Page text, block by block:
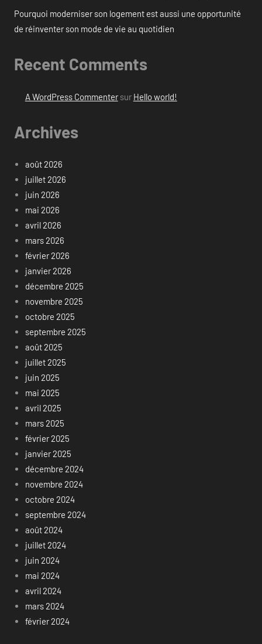
Pourquoi moderniser son logement est aussi une opportunité
de réinventer son mode de vie au quotidien
Recent Comments
A WordPress Commentersur Hello world!
Archives
août 2026
juillet 2026
juin 2026
mai 2026
avril 2026
mars 2026
février 2026
janvier 2026
décembre 2025
novembre 2025
octobre 2025
septembre 2025
août 2025
juillet 2025
juin 2025
mai 2025
avril 2025
mars 2025
février 2025
janvier 2025
décembre 2024
novembre 2024
octobre 2024
septembre 2024
août 2024
juillet 2024
juin 2024
mai 2024
avril 2024
mars 2024
février 2024